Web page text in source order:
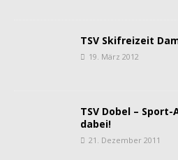
TSV Skifreizeit
19. März 2012
TSV Dobel –
dabei!
21. Dezember 2011